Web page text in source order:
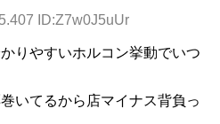
ID:Z7w0J5uUr
りやすいホルコン挙動でいつ
いてるから店マイナス背負っ